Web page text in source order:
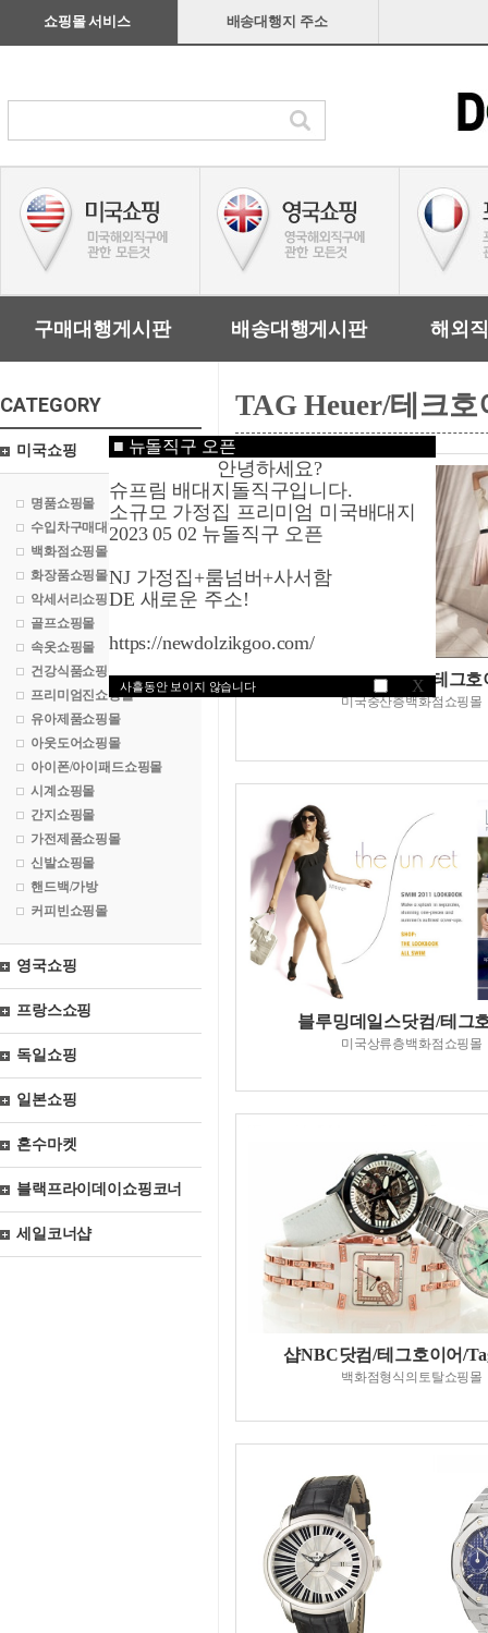
■ 뉴돌직구 오픈
안녕하세요?
슈프림 배대지돌직구입니다.
소규모 가정집 프리미엄 미국배대지
2023 05 02 뉴돌직구 오픈
NJ 가정집+룸넘버+사서함
DE 새로운 주소!
https://newdolzikgoo.com/
사흘동안 보이지 않습니다 X
쇼핑몰 서비스 배송대행지 주소
구매대행게시판 배송대행게시판 해외
CATEGORY
미국쇼핑
명품쇼핑몰
수입차구매대행
백화점쇼핑몰
화장품쇼핑몰
악세서리쇼핑몰
골프쇼핑몰
속옷쇼핑몰
건강식품쇼핑몰
프리미엄진쇼핑몰
유아제품쇼핑몰
아웃도어쇼핑몰
아이폰/아이패드쇼핑몰
시계쇼핑몰
간지쇼핑몰
가전제품쇼핑몰
신발쇼핑몰
핸드백/가방
커피빈쇼핑몰
영국쇼핑
프랑스쇼핑
독일쇼핑
일본쇼핑
혼수마켓
블랙프라이데이쇼핑코너
세일코너샵
TAG Heuer/테크호
노드스트롬닷컴/테그호
미국중산층백화점쇼핑몰
블루밍데일스닷컴/테그
미국상류층백화점쇼핑몰
샵NBC닷컴/테그호이어/
백화점형식의토탈쇼핑몰